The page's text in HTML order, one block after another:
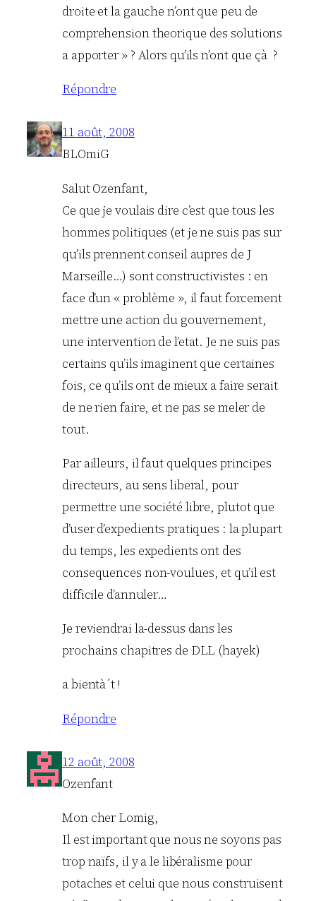
droite et la gauche n’ont que peu de
comprehension theorique des solutions
a apporter » ? Alors qu’ils n’ont que çà ?
Répondre
11 août, 2008
BLOmiG
Salut Ozenfant,
Ce que je voulais dire c’est que tous les
hommes politiques (et je ne suis pas sur
qu’ils prennent conseil aupres de J
Marseille…) sont constructivistes : en
face d’un « problème », il faut forcement
mettre une action du gouvernement,
une intervention de l’etat. Je ne suis pas
certains qu’ils imaginent que certaines
fois, ce qu’ils ont de mieux a faire serait
de ne rien faire, et ne pas se meler de
tout.
Par ailleurs, il faut quelques principes
directeurs, au sens liberal, pour
permettre une société libre, plutot que
d’user d’expedients pratiques : la plupart
du temps, les expedients ont des
consequences non-voulues, et qu’il est
difficile d’annuler…
Je reviendrai la-dessus dans les
prochains chapitres de DLL (hayek)
a bientà´t !
Répondre
12 août, 2008
Ozenfant
Mon cher Lomig,
Il est important que nous ne soyons pas
trop naïfs, il y a le libéralisme pour
potaches et celui que nous construisent